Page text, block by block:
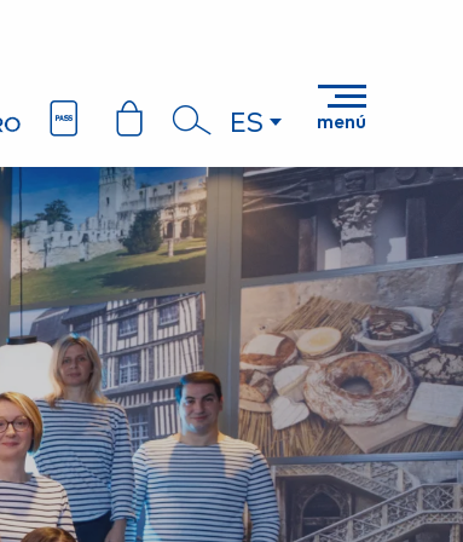
Buscar
ES menú